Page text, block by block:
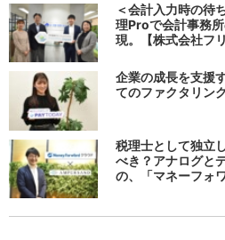
＜会計入力時の待
理Proで会計事務
現。【株式会社フ
企業の成長を支援
てのファクタリン
税理士として独立
べき？アナログと
の、「マネーフォ